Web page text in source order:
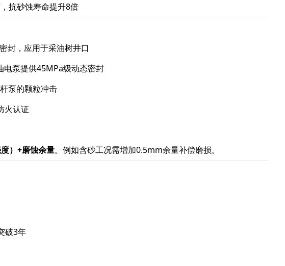
抗砂蚀寿命提升8倍
封，应用于采油树井口
电泵提供45MPa级动态密封
泵的颗粒冲击
火认证
）+磨蚀余量。例如含砂工况需增加0.5mm余量补偿磨损。
破3年